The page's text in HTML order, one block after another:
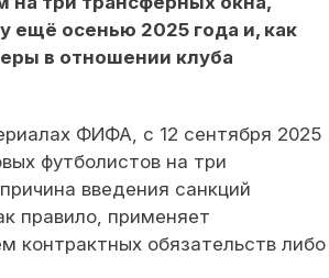
ещё осенью 2025 года и, как
в отношении клуба
ФИФА, с 12 сентября 2025
футболистов на три
введения санкций
правило, применяет
контрактных обязательств либо